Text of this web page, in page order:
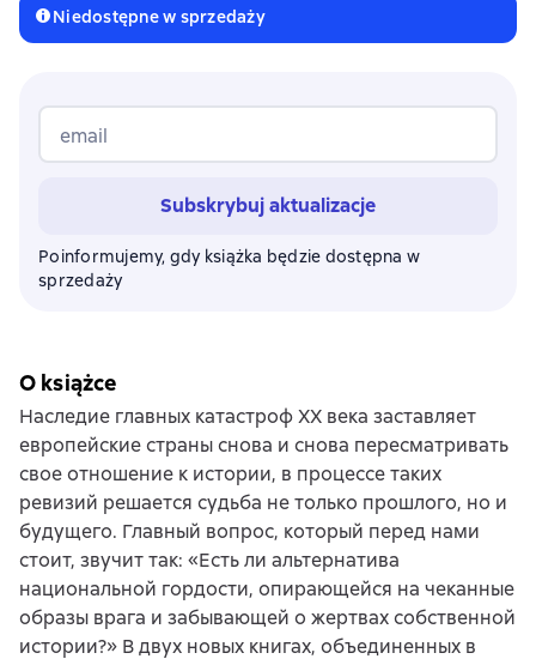
Niedostępne w sprzedaży
email
Subskrybuj aktualizacje
Poinformujemy, gdy książka będzie dostępna w
sprzedaży
O książce
Наследие главных катастроф XX века заставляет
европейские страны снова и снова пересматривать
свое отношение к истории, в процессе таких
ревизий решается судьба не только прошлого, но и
будущего. Главный вопрос, который перед нами
стоит, звучит так: «Есть ли альтернатива
национальной гордости, опирающейся на чеканные
образы врага и забывающей о жертвах собственной
истории?» В двух новых книгах, объединенных в